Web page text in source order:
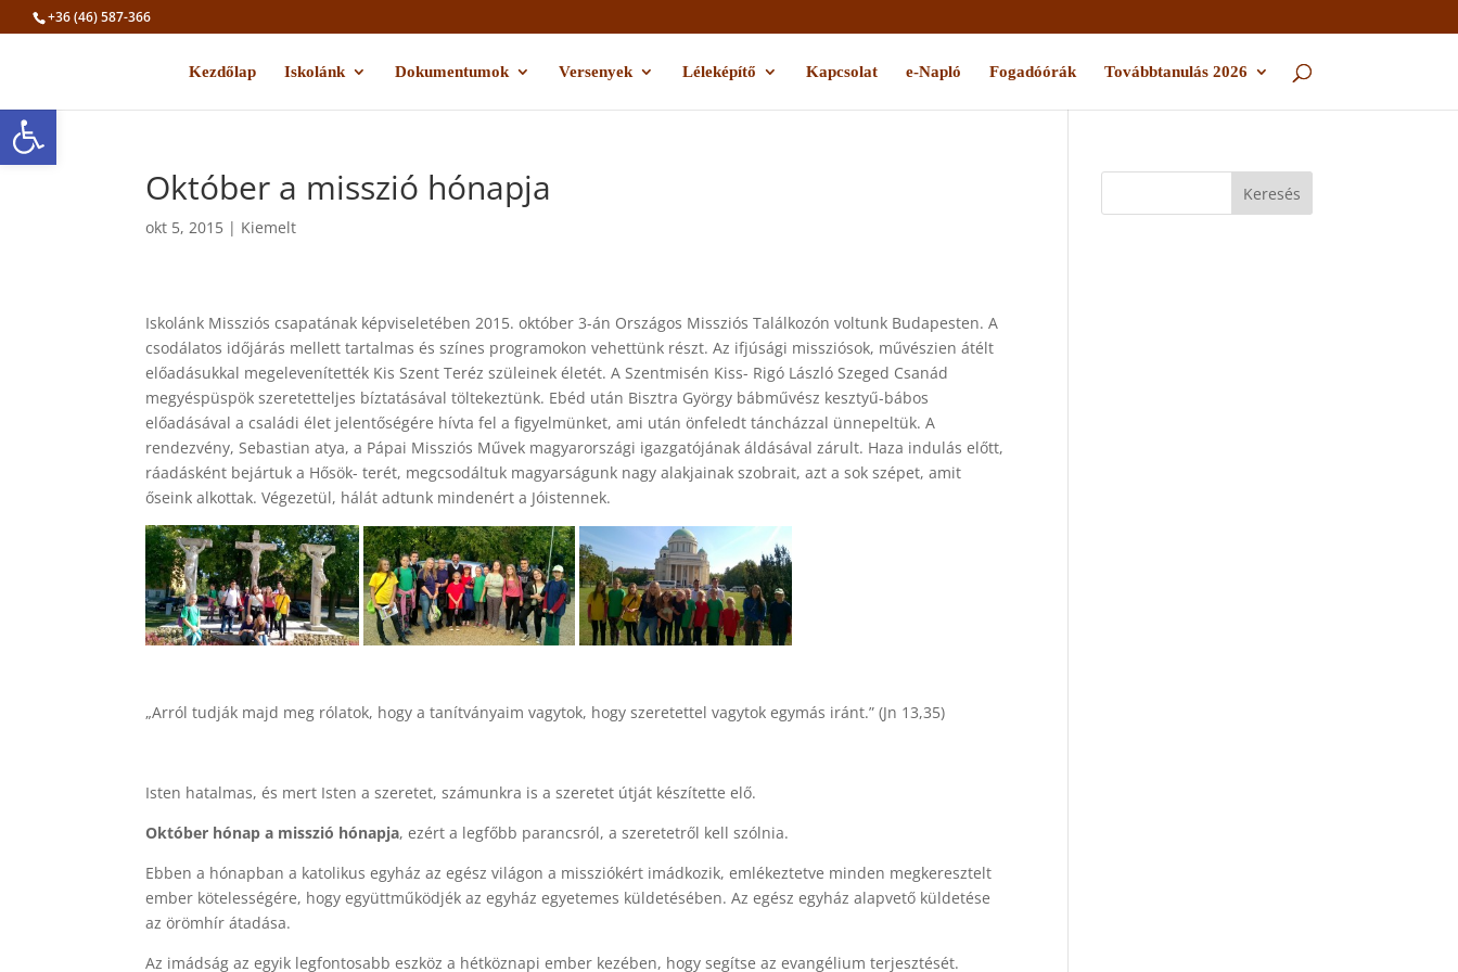
Eszköztár megnyitása
+36 (46) 587-366
Kezdőlap Iskolánk Dokumentumok Versenyek Léleképítő Kapcsolat e-Napló Fogadóórák Továbbtanulás 2026
Október a misszió hónapja
okt 5, 2015 | Kiemelt
Iskolánk Missziós csapatának képviseletében 2015. október 3-án Országos Missziós Találkozón voltunk Budapesten. A
csodálatos időjárás mellett tartalmas és színes programokon vehettünk részt. Az ifjúsági missziósok, művészien átélt
előadásukkal megelevenítették Kis Szent Teréz szüleinek életét. A Szentmisén Kiss- Rigó László Szeged Csanád
megyéspüspök szeretetteljes bíztatásával töltekeztünk. Ebéd után Bisztra György bábművész kesztyű-bábos
előadásával a családi élet jelentőségére hívta fel a figyelmünket, ami után önfeledt táncházzal ünnepeltük. A
rendezvény, Sebastian atya, a Pápai Missziós Művek magyarországi igazgatójának áldásával zárult. Haza indulás előtt,
ráadásként bejártuk a Hősök- terét, megcsodáltuk magyarságunk nagy alakjainak szobrait, azt a sok szépet, amit
őseink alkottak. Végezetül, hálát adtunk mindenért a Jóistennek.
„Arról tudják majd meg rólatok, hogy a tanítványaim vagytok, hogy szeretettel vagytok egymás iránt.” (Jn 13,35)
Isten hatalmas, és mert Isten a szeretet, számunkra is a szeretet útját készítette elő.
Október hónap a misszió hónapja, ezért a legfőbb parancsról, a szeretetről kell szólnia.
Ebben a hónapban a katolikus egyház az egész világon a missziókért imádkozik, emlékeztetve minden megkeresztelt
ember kötelességére, hogy együttműködjék az egyház egyetemes küldetésében. Az egész egyház alapvető küldetése
az örömhír átadása.
Az imádság az egyik legfontosabb eszköz a hétköznapi ember kezében, hogy segítse az evangélium terjesztését.